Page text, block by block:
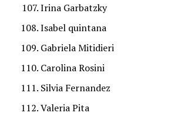
Irina Garbatzky
Isabel quintana
Gabriela Mitidieri
Carolina Rosini
Silvia Fernandez
Valeria Pita